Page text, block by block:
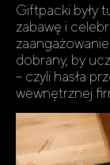
Giftpacki były
zabawę i
dobrany, by
– czyli hasła
wewnętrznej